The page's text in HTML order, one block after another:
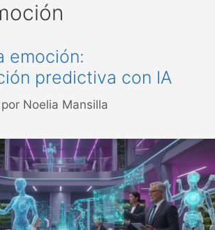
emoción:
predictiva con IA
por Noelia Mansilla